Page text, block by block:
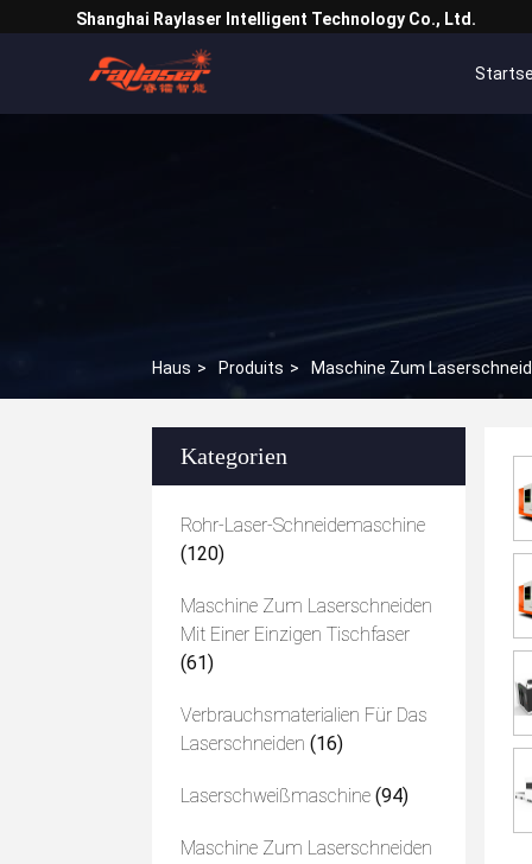
Shanghai Raylaser Intelligent Technology Co., Ltd.
Haus > Produits > Maschine Zum
Kategorien
Rohr-Laser-Schneidemaschine
(120)
Maschine Zum Laserschneiden
Mit Einer Einzigen Tischfaser
(61)
Verbrauchsmaterialien Für Das
Laserschneiden (16)
Laserschweißmaschine (94)
Maschine Zum Laserschneiden